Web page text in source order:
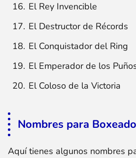
El Rey Invencible
El Destructor de Récords
El Conquistador del Ring
El Emperador de los
El Coloso de la Victoria
Nombres para
Aquí tienes algunos nombres